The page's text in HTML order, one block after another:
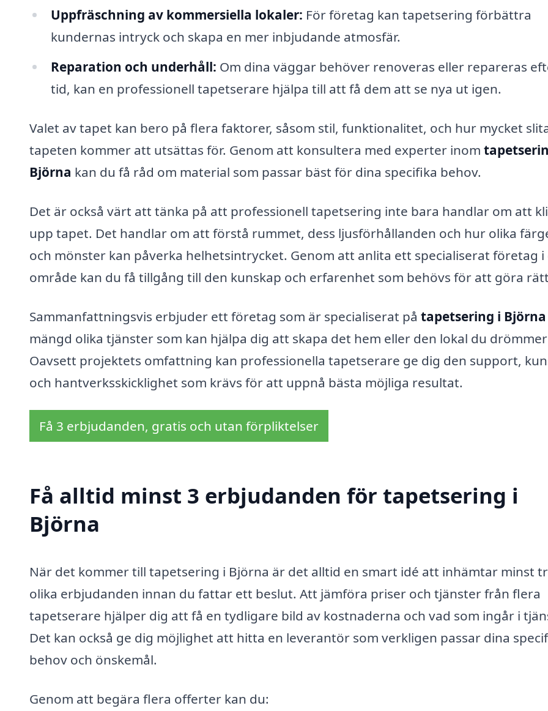
Uppfräschning av kommersiella lokaler: För företag kan tapetsering förbättra
kundernas intryck och skapa en mer inbjudande atmosfär.
Reparation och underhåll: Om dina väggar behöver renoveras eller repareras
tid, kan en professionell tapetserare hjälpa till att få dem att se nya ut igen.
Valet av tapet kan bero på flera faktorer, såsom stil, funktionalitet, och hur mycket
tapeten kommer att utsättas för. Genom att konsultera med experter inom
Björna kan du få råd om material som passar bäst för dina specifika behov.
Det är också värt att tänka på att professionell tapetsering inte bara handlar om att
upp tapet. Det handlar om att förstå rummet, dess ljusförhållanden och hur olika
och mönster kan påverka helhetsintrycket. Genom att anlita ett specialiserat företag
område kan du få tillgång till den kunskap och erfarenhet som behövs för att göra
Sammanfattningsvis erbjuder ett företag som är specialiserat på tapetsering i Björna
mängd olika tjänster som kan hjälpa dig att skapa det hem eller den lokal du
Oavsett projektets omfattning kan professionella tapetserare ge dig den support,
och hantverksskicklighet som krävs för att uppnå bästa möjliga resultat.
Få 3 erbjudanden, gratis och utan förpliktelser
Få alltid minst 3 erbjudanden för tapetsering i
Björna
När det kommer till tapetsering i Björna är det alltid en smart idé att inhämtar minst
olika erbjudanden innan du fattar ett beslut. Att jämföra priser och tjänster från flera
tapetserare hjälper dig att få en tydligare bild av kostnaderna och vad som ingår i
Det kan också ge dig möjlighet att hitta en leverantör som verkligen passar dina
behov och önskemål.
Genom att begära flera offerter kan du: